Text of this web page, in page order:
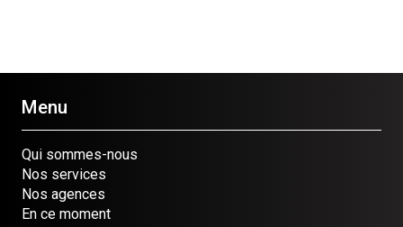
Menu
Qui sommes-nous
Nos services
Nos agences
En ce moment